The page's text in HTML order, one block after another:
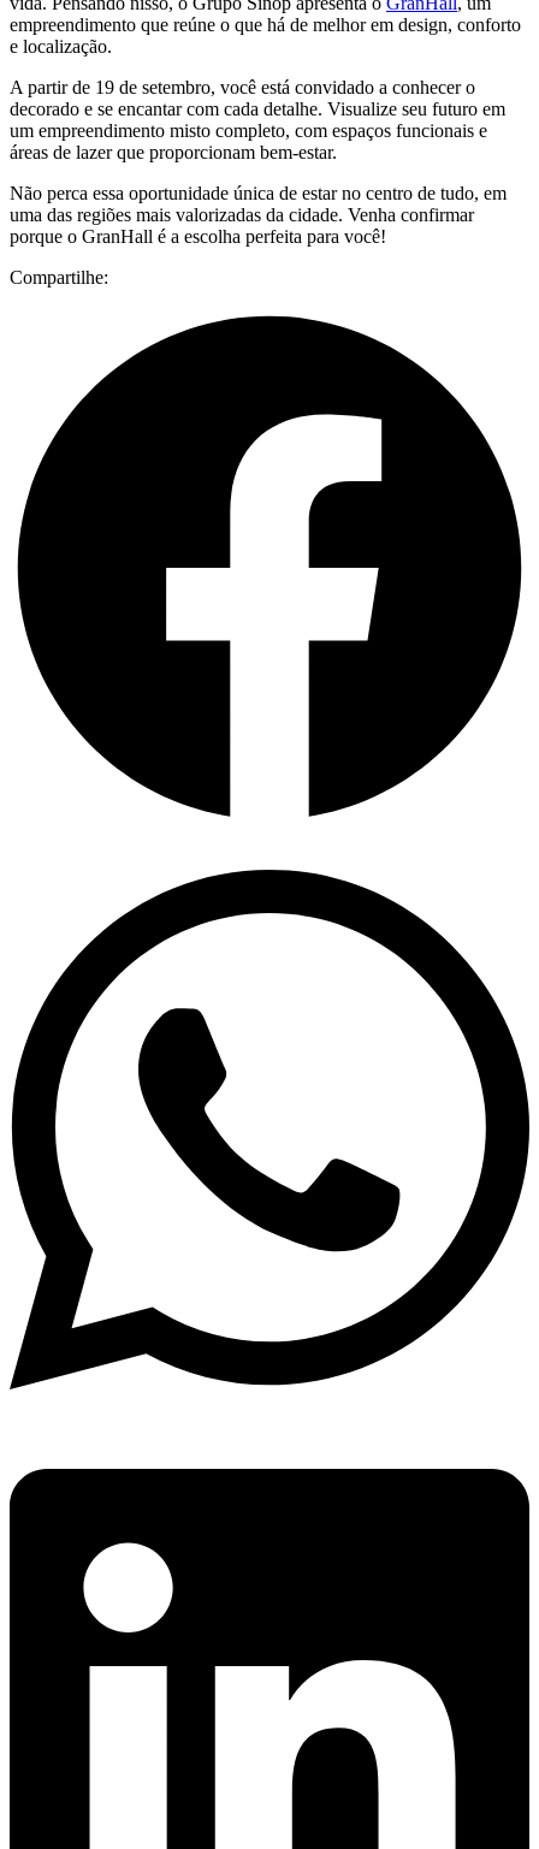
empreendimento que reúne o que há de melhor em design, conforto
e localização.
A partir de 19 de setembro, você está convidado a conhecer o
decorado e se encantar com cada detalhe. Visualize seu futuro em
um empreendimento misto completo, com espaços funcionais e
áreas de lazer que proporcionam bem-estar.
Não perca essa oportunidade única de estar no centro de tudo, em
uma das regiões mais valorizadas da cidade. Venha confirmar
porque o GranHall é a escolha perfeita para você!
Compartilhe: